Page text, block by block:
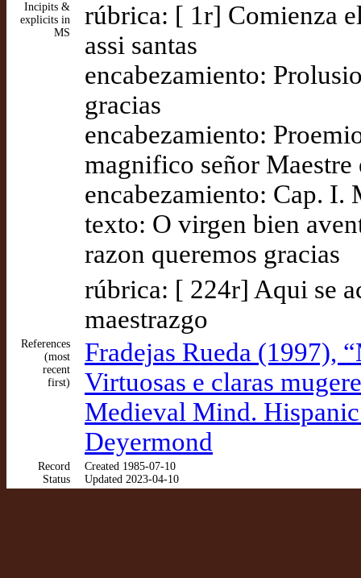
Incipits &
explicits in
MS
rúbrica: [ 1r] Comienza
assi santas
encabezamiento:
gracias
encabezamiento:
magnifico señor Maestre
encabezamiento: Cap. I.
texto: O virgen bien
razon queremos gracias
rúbrica: [ 224r] Aqui se
maestrazgo
References
(most
recent
first)
Fradejas Rueda (1997),
Virtuosas e claras
Medieval Mind.
Deyermond
Record
Status
Created 1985-07-10
Updated 2023-04-10